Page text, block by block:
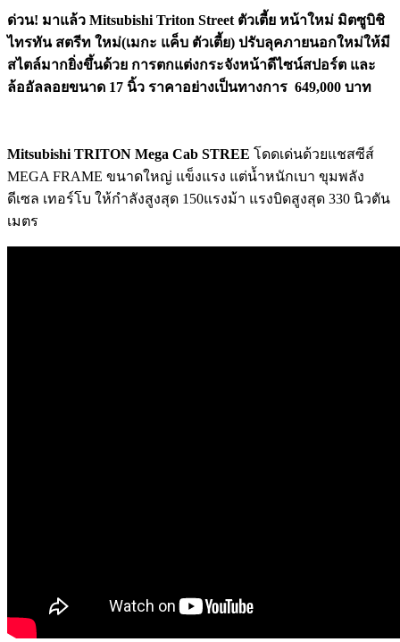
ด่วน! มาแล้ว Mitsubishi Triton Street ตัวเตี้ย หน้าใหม่ มิตซูบิชิ
ไทรทัน สตรีท ใหม่(เมกะ แค็บ ตัวเตี้ย) ปรับลุคภายนอกใหม่ให้มี
สไตล์มากยิ่งขึ้นด้วย การตกแต่งกระจังหน้าดีไซน์สปอร์ต และ
ล้ออัลลอยขนาด 17 นิ้ว ราคาอย่างเป็นทางการ 649,000 บาท
Mitsubishi TRITON Mega Cab STREE โดดเด่นด้วยแชสซีส์
MEGA FRAME ขนาดใหญ่ แข็งแรง แต่น้ำหนักเบา ขุมพลัง
ดีเซล เทอร์โบ ให้กำลังสูงสุด 150แรงม้า แรงบิดสูงสุด 330 นิวตัน
เมตร